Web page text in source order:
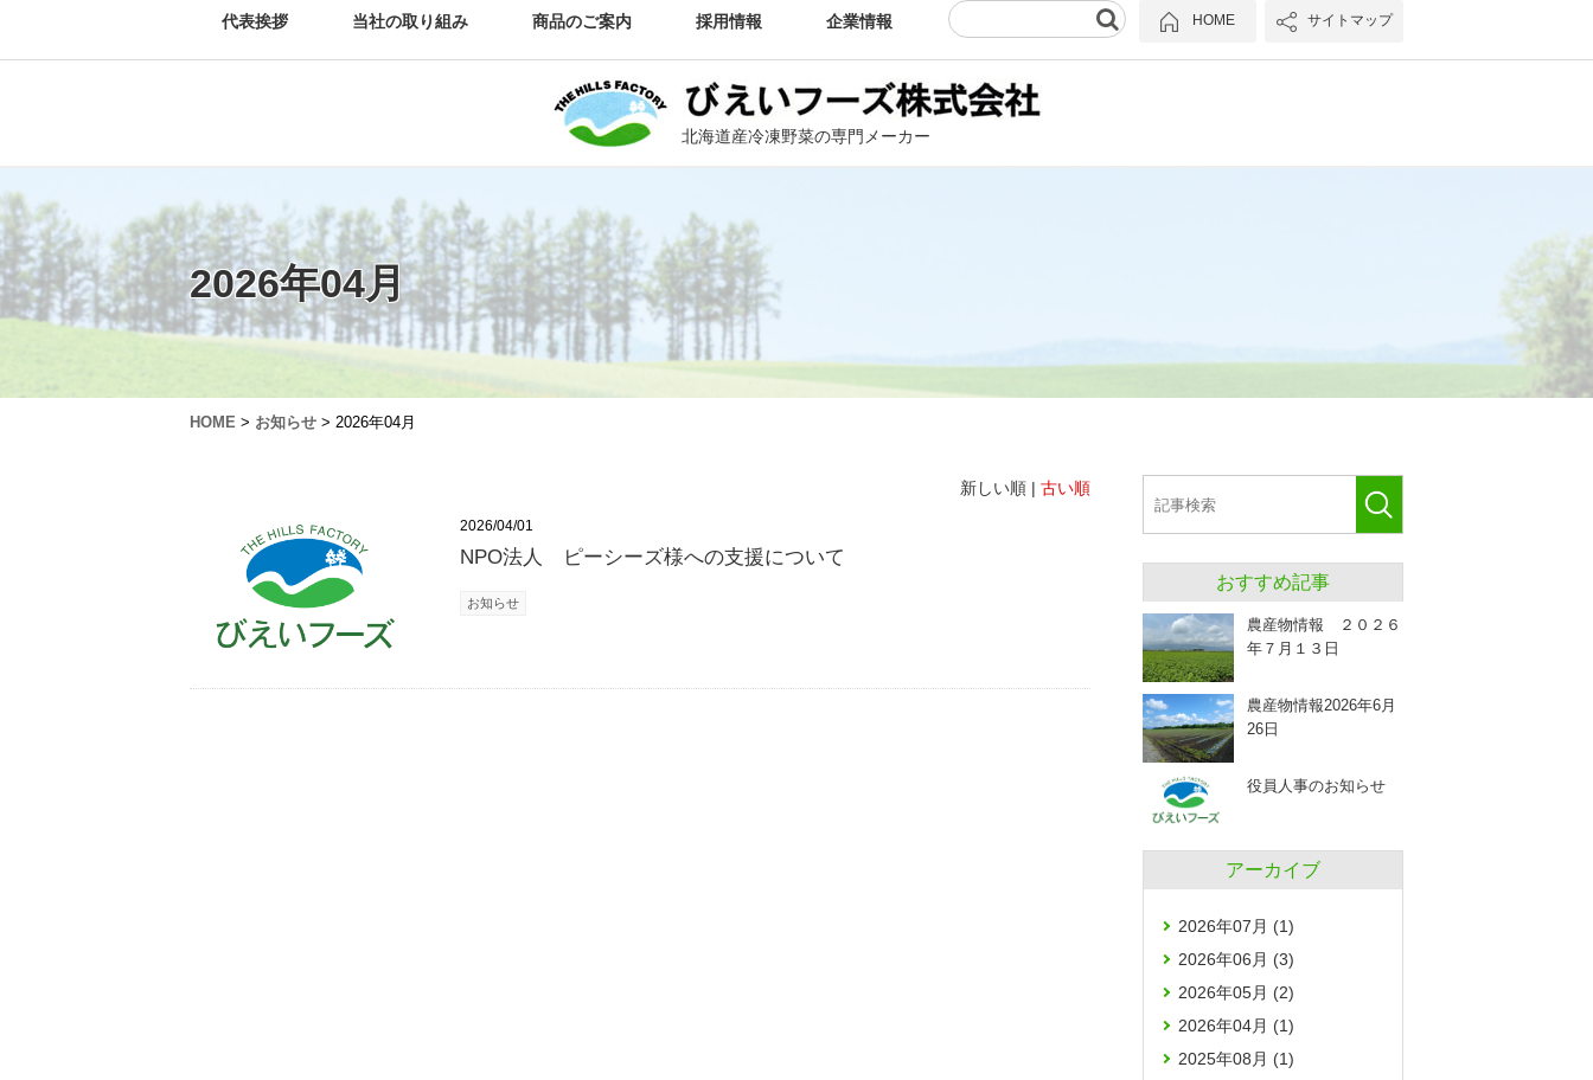
代表挨拶 当社の取り組み 商品のご案内 採用情報 企業情報 HOME サイトマップ
北海道産冷凍野菜の専門メーカー
HOME > お知らせ > 2026年04月
2026年04月
新しい順 | 古い順
2026/04/01
NPO法人 ピーシーズ様への支援について
お知らせ
おすすめ記事
農産物情報 ２０２６
年７月１３日
農産物情報2026年6月
26日
役員人事のお知らせ
アーカイブ
2026年07月 (1)
2026年06月 (3)
2026年05月 (2)
2026年04月 (1)
2025年08月 (1)